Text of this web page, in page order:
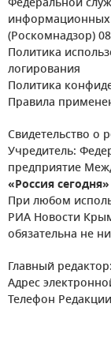
информационных
(Роскомнадзор)
Политика
логирования
Политика
Правила
Свидетельство о
Учредитель:
предприятие
«Россия сегодня»
При любом
РИА Новости
обязательна не
Главный редактор:
Адрес
Телефон